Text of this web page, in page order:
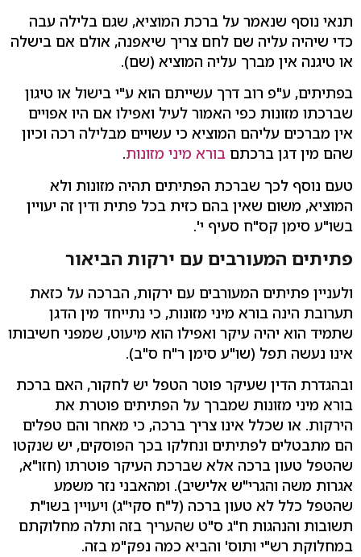
תנאי נוסף שנאמר על ברכת המוציא, שגם בלילה עבה
כדי שיהיה עליה שם לחם צריך שיאפנה, אולם אם בישלה
או טיגנה אין מברך עליה המוציא (שם).
בפתיתים, ע"פ רוב דרך עשייתם הוא ע"י בישול או טיגון
שברכתו מזונות כפי האמור לעיל ואפילו אם היו אפויים
אין מברכים עליהם המוציא כי עשויים מבלילה רכה וכיון
שהם מין דגן ברכתם בורא מיני מזונות.
טעם נוסף לכך שברכת הפתיתים תהיה מזונות ולא
המוציא, משום שאין בהם כזית בכל פתית ודין זה יעויין
בשו"ע סימן קס"ח סעיף י'.
פתיתים המעורבים עם ירקות הביאור
ולעניין פתיתים המעורבים עם ירקות, הברכה על כזאת
תערובת הינה בורא מיני מזונות, כי נתייחד מין הדגן
שתמיד הוא יהיה עיקר ואפילו הוא מיעוט, שמפני חשיבותו
אינו נעשה תפל (שו"ע סימן ר"ח ס"ב).
ובהגדרת הדין שעיקר פוטר הטפל יש לחקור, האם ברכת
בורא מיני מזונות שמברך על הפתיתים פוטרת את
הירקות. או שכלל אינו צריך ברכה, כי מאחר והם טפלים
הם מתבטלים לפתיתים ונחלקו בכך הפוסקים, יש שנקטו
שהטפל טעון ברכה אלא שברכת העיקר פוטרתו (חזו"א,
אגרות משה והגרי"ש אלישיב). ומהאבני נזר משמע
שהטפל כלל לא טעון ברכה (ל"ח סקי"ג) ויעויין בשו"ת
תשובות והנהגות ח"ג ס"ט שהעריך בזה ותלה מחלוקתם
במחלוקת רש"י ותוס' והביא כמה נפק"מ בזה.